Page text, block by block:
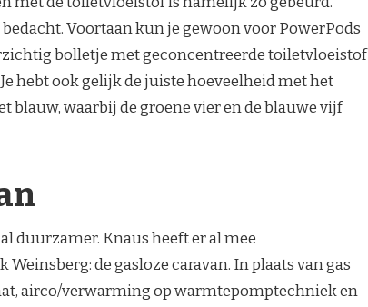
Voortaan kun je gewoon voor PowerPods
bolletje met geconcentreerde toiletvloeistof
hebt ook gelijk de juiste hoeveelheid met het
blauw, waarbij de groene vier en de blauwe vijf
duurzamer. Knaus heeft er al mee
de gasloze caravan. In plaats van gas
airco/verwarming op warmtepomptechniek en